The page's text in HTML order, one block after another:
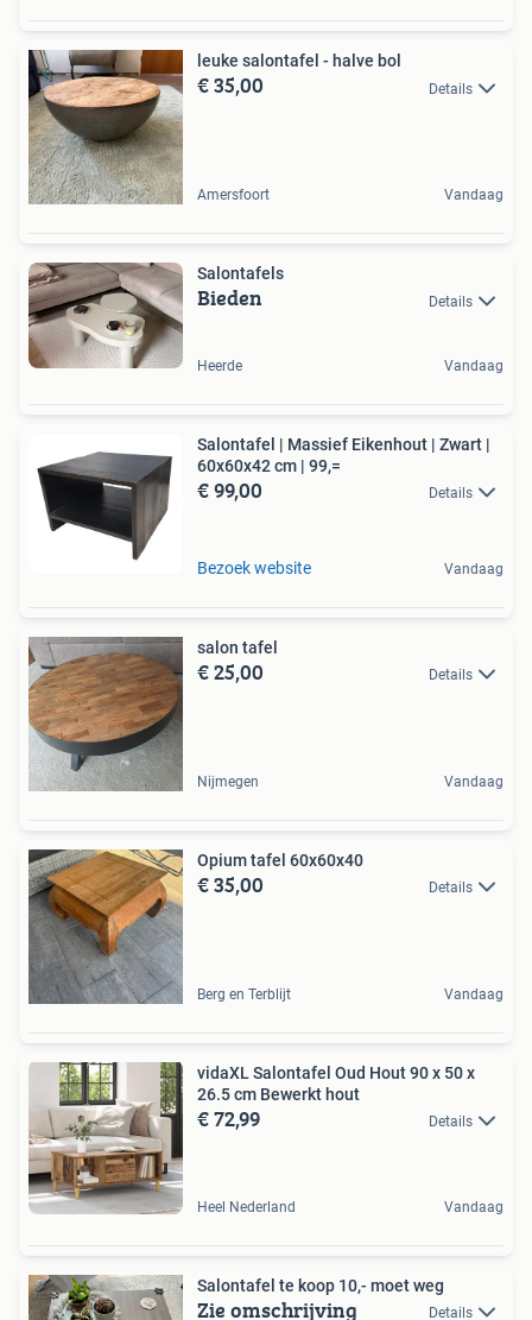
leuke salontafel - halve bol
€ 35,00 Details
Amersfoort Vandaag
Salontafels
Bieden Details
Heerde Vandaag
Salontafel | Massief Eikenhout | Zwart |
60x60x42 cm | 99,=
€ 99,00 Details
Bezoek website Vandaag
salon tafel
€ 25,00 Details
Nijmegen Vandaag
Opium tafel 60x60x40
€ 35,00 Details
Berg en Terblijt Vandaag
vidaXL Salontafel Oud Hout 90 x 50 x
26.5 cm Bewerkt hout
€ 72,99 Details
Heel Nederland Vandaag
Salontafel te koop 10,- moet weg
Zie omschrijving Details